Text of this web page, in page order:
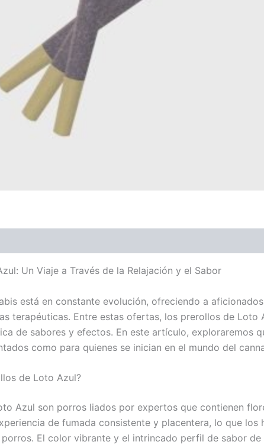
Un Viaje a Través de la Relajación y el Sabor
está en constante evolución, ofreciendo a
terapéuticas. Entre estas ofertas, los prerollos de
de sabores y efectos. En este artículo,
como para quienes se inician en el mundo del
de Loto Azul?
Azul son porros liados por expertos que contienen
de fumada consistente y placentera, lo que
El color vibrante y el intrincado perfil de sabor